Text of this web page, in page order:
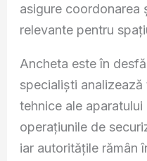
asigure coordonarea
relevante pentru
Ancheta este în
specialiști
tehnice ale
operațiunile de
iar autoritățile rămân